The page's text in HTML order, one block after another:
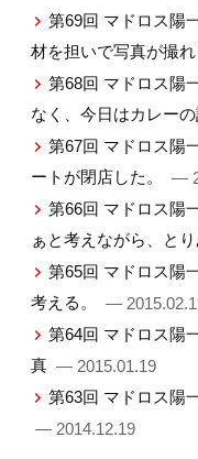
第69回 マドロス陽
材を担いで写真が撮
第68回 マドロス陽
なく、今日はカレー
第67回 マドロス陽
ートが閉店した。
—
第66回 マドロス陽
ぁと考えながら、と
第65回 マドロス陽
考える。
—
第64回 マドロス陽
真 — 2015.01.19
第63回 マドロス陽
— 2014.12.19